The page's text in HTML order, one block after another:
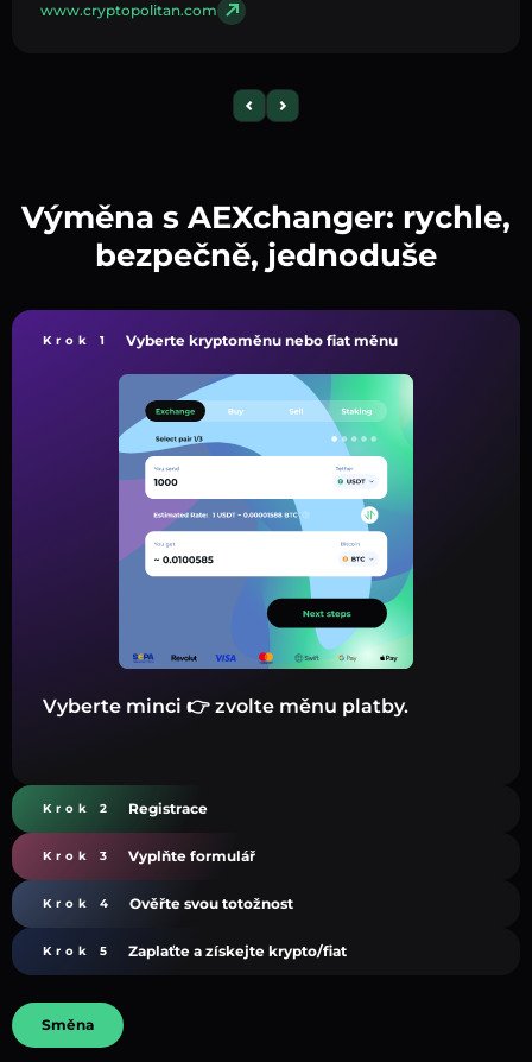
www.cryptopolitan.com
Výměna s AEXchanger: rychle,
bezpečně, jednoduše
Krok 1 Vyberte kryptoměnu nebo fiat měnu
Vyberte minci 👉 zvolte měnu platby.
Krok 2 Registrace
Krok 3 Vyplňte formulář
Krok 4 Ověřte svou totožnost
Krok 5 Zaplaťte a získejte krypto/fiat
Směna